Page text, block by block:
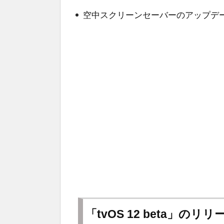
空中スクリーンセーバーのアップデ
「tvOS 12 beta」のリリ